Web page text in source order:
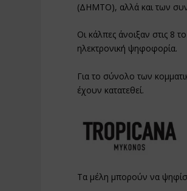
(ΔΗΜΤΟ), αλλά και των
Οι κάλπες άνοιξαν στις 8
ηλεκτρονική ψηφοφορία.
Για το σύνολο των
έχουν κατατεθεί.
Τα μέλη μπορούν να